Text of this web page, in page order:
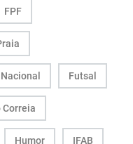
FPF
Futsal
Correia
Humor IFAB